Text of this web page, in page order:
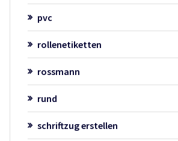
pvc
rollenetiketten
rossmann
rund
schriftzug erstellen